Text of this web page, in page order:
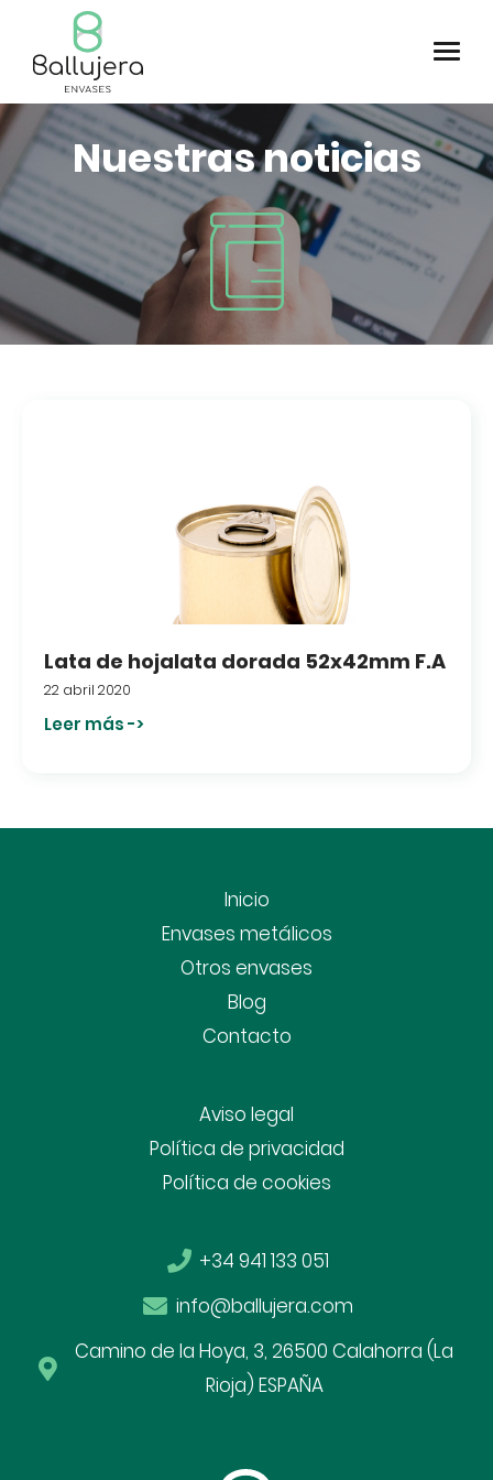
Nuestras noticias
Lata de hojalata dorada 52x42mm F.A
22 abril 2020
Leer más ->
Inicio
Envases metálicos
Otros envases
Blog
Contacto
Aviso legal
Política de privacidad
Política de cookies
+34 941 133 051
info@ballujera.com
Camino de la Hoya, 3, 26500 Calahorra (La
Rioja) ESPAÑA